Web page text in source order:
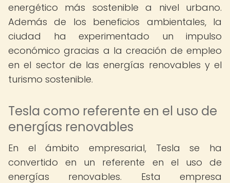
energético más sostenible a nivel urbano.
Además de los beneficios ambientales, la
ciudad ha experimentado un impulso
económico gracias a la creación de empleo
en el sector de las energías renovables y el
turismo sostenible.
Tesla como referente en el uso de
energías renovables
En el ámbito empresarial, Tesla se ha
convertido en un referente en el uso de
energías renovables. Esta empresa